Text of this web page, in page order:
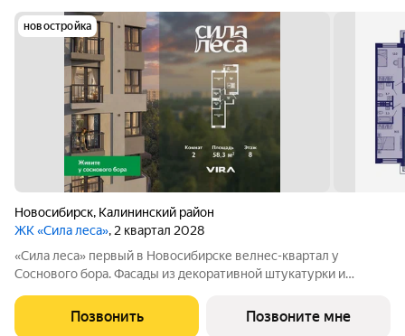
новостройка
Новосибирск, Калининский район
ЖК «Сила леса», 2 квартал 2028
«Сила леса» первый в Новосибирске велнес-квартал у
Соснового бора. Фасады из декоративной штукатурки и
архитектуру с природой. Панорамное остекление и богатая
инфраструктура создают новый стандарт
Позвонить Позвоните мне